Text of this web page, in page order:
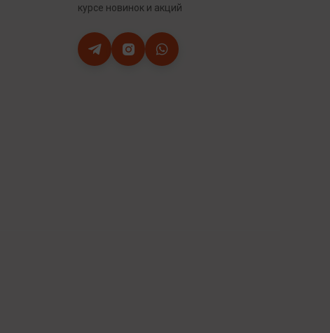
курсе новинок и акций